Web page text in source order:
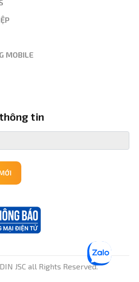
MOBILE
tin
JSC all Rights Reserved.